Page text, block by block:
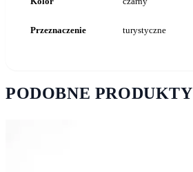
Przeznaczenie turystyczne
PODOBNE PRODUKTY